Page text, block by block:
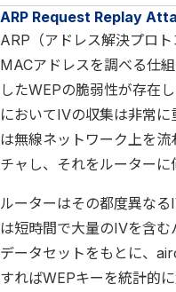
ARP Request Replay
ARP（アドレス解決プロ
MACアドレスを調べる仕
したWEPの脆弱性が存在
においてIVの収集は非常
は無線ネットワーク上を
チャし、それをルーターに
ルーターはその都度異な
は短時間で大量のIVを含
データセットをもとに、
すればWEPキーを統計的